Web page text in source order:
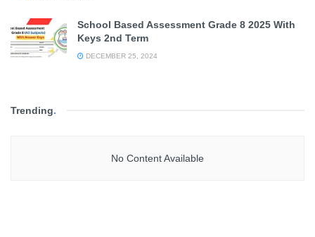
School Based Assessment Grade 8 2025 With
Keys 2nd Term
DECEMBER 25, 2024
Trending.
No Content Available